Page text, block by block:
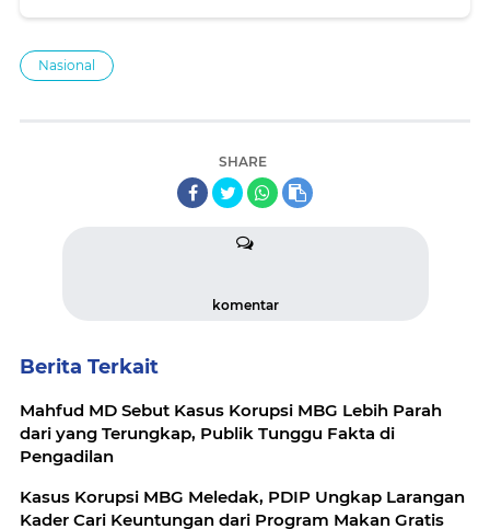
Nasional
SHARE
komentar
Berita Terkait
Mahfud MD Sebut Kasus Korupsi MBG Lebih Parah
dari yang Terungkap, Publik Tunggu Fakta di
Pengadilan
Kasus Korupsi MBG Meledak, PDIP Ungkap Larangan
Kader Cari Keuntungan dari Program Makan Gratis